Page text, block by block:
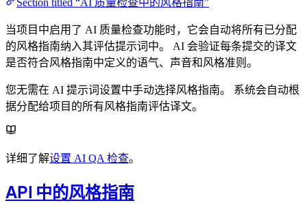
Section titled “AI 质量检查中的风格指南”
当项目中启用了 AI 质量检查功能时，它会自动将所有已分配
的风格指南纳入其评估提示词中。 AI 会验证每条提交的译文
是否符合风格指南中定义的语气、声音和风格准则。
您无需在 AI 提示词设置中手动选择风格指南。 系统会自动根
据分配给项目的所有风格指南评估译文。
详细了解设置 AI QA 检查。
API 中的风格指南